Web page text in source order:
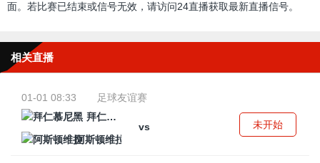
面。若比赛已结束或信号无效，请访问24直播获取最新直播信号。
相关直播
01-01 08:33
足球友谊赛
拜仁慕尼黑
vs
阿斯顿维拉
未开始